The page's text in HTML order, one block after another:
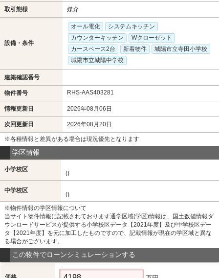
取引態様 媒介
設備・条件
オール電化
システムキッチン
カウンターキッチン
Wクローゼット
カースペース2台
新着物件
城陽市立寺田小学校
城陽市立城陽中学校
建築確認番号
物件番号 RHS-AAS403281
情報更新日 2026年08月06日
次回更新日 2026年08月20日
※各種情報と差異がある場合は現況優先となります
学区情報
小学校区
()
中学校区
()
※物件情報の学区情報について
当サイト物件情報に記載されております通学区域(学区)情報は、国土数値情報ダ
ウンロードサービスが提供する小学校区データ【2021年度】及び中学校区デー
タ【2021年度】を元に加工したものですので、記載情報が現在の学区域と異な
る場合がございます。
この物件でローンシミュレーションする